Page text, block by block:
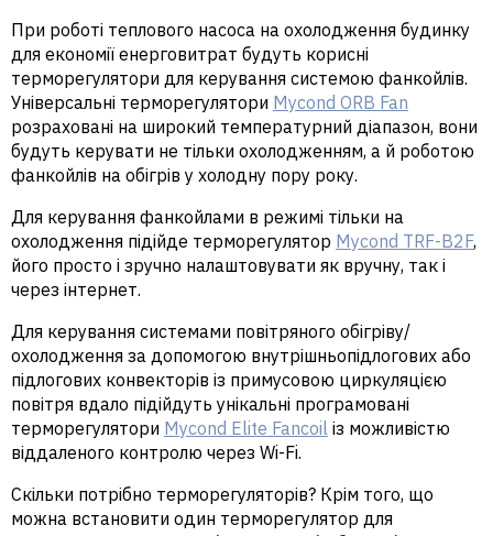
При роботі теплового насоса на охолодження будинку
для економії енерговитрат будуть корисні
терморегулятори для керування системою фанкойлів.
Універсальні терморегулятори Mycond ORB Fan
розраховані на широкий температурний діапазон, вони
будуть керувати не тільки охолодженням, а й роботою
фанкойлів на обігрів у холодну пору року.
Для керування фанкойлами в режимі тільки на
охолодження підійде терморегулятор Mycond TRF-B2F,
його просто і зручно налаштовувати як вручну, так і
через інтернет.
Для керування системами повітряного обігріву/
охолодження за допомогою внутрішньопідлогових або
підлогових конвекторів із примусовою циркуляцією
повітря вдало підійдуть унікальні програмовані
терморегулятори Mycond Elite Fancoil із можливістю
віддаленого контролю через Wi-Fi.
Скільки потрібно терморегуляторів? Крім того, що
можна встановити один терморегулятор для